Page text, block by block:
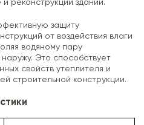
реконструкции зданий.
защиту
от воздействия влаги
водяному пару
Это способствует
свойств утеплителя и
строительной конструкции.